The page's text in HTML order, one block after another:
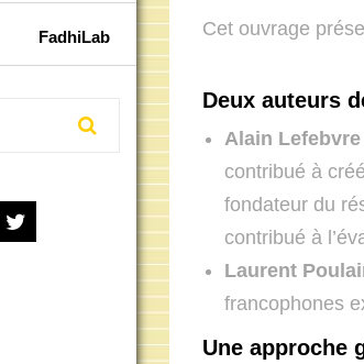
FadhiLab Cet ouvrage
Deux auteurs
Alain Lefebvre
contribué à
fondateur du
contribué à
Laurent
francophones
Une approche